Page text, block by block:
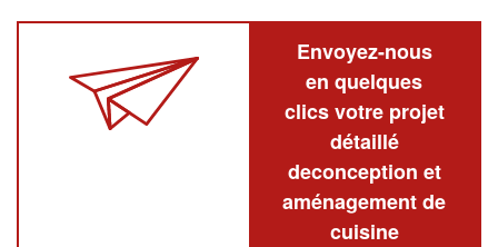
Envoyez-nous
en quelques
clics votre projet
détaillé
deconception et
aménagement de
cuisine